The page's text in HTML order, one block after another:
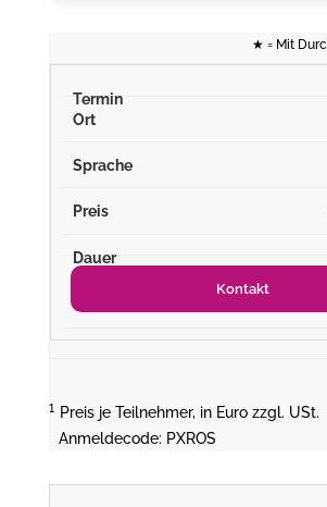
★ = Mit
Kontakt
¹ Preis je Teilnehmer, in Euro zzgl. USt.
Anmeldecode: PXROS